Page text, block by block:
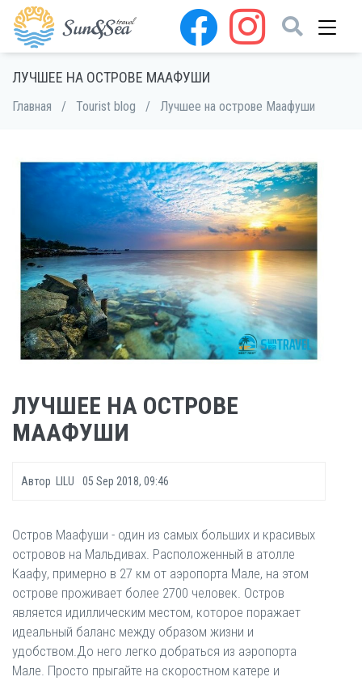
ЛУЧШЕЕ НА ОСТРОВЕ МААФУШИ
Главная / Tourist blog / Лучшее на острове Маафуши
ЛУЧШЕЕ НА ОСТРОВЕ
МААФУШИ
Автор LILU 05 Sep 2018, 09:46
Остров Маафуши - один из самых больших и красивых
островов на Мальдивах. Расположенный в атолле
Каафу, примерно в 27 км от аэропорта Мале, на этом
острове проживает более 2700 человек. Остров
является идиллическим местом, которое поражает
идеальный баланс между образом жизни и
удобством.До него легко добраться из аэропорта
Мале. Просто прыгайте на скоростном катере и